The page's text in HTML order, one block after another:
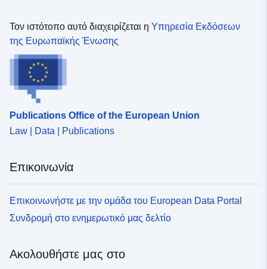
Τον ιστότοπο αυτό διαχειρίζεται η Υπηρεσία Εκδόσεων
της Ευρωπαϊκής Ένωσης
Publications Office of the European Union
Law | Data | Publications
Επικοινωνία
Επικοινωνήστε με την ομάδα του European Data Portal
Συνδρομή στο ενημερωτικό μας δελτίο
Ακολουθήστε μας στο